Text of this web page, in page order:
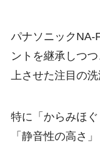
パナソニックNA-
ントを継承しつ
上させた注目の洗
特に「からみほぐ
「静音性の高さ